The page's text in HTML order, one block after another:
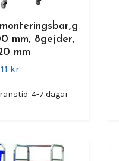
mm, 8gejder,
mm
kr
4-7 dagar